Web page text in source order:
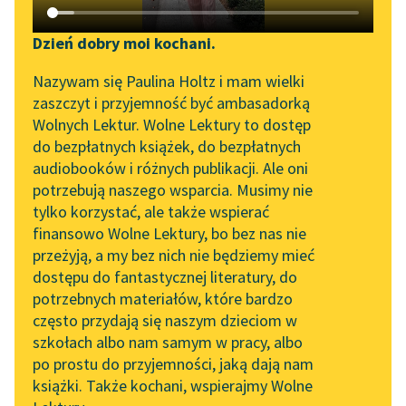
Katalog DAISY
Podkasty o książkach
Zgłoś brak utworu
Aktualności
Zapraszamy na spotkanie
online z tłumaczkami
literatury skandynawskiej
Spotkanie z Katarzyną
Tunkiel w Oslo
Wolne Lektury na 32.
Pol’and’Rock Festivalu
„Kochanek Lady
Chatterley” do słuchania
na Wolnych Lekturach
Nowy audiobook –
Narzędzia
Mapa Wolnych Lektur
Leśmianator
Przewodnik dla piszących i
czytających
API
OAI-PMH
Widget Wolnych Lektur
Przypisy
Dzień dobry moi kochani.
Nazywam się Paulina Holtz i mam wielki
zaszczyt i przyjemność być ambasadorką
Wolnych Lektur. Wolne Lektury to dostęp
do bezpłatnych książek, do bezpłatnych
audiobooków i różnych publikacji. Ale oni
potrzebują naszego wsparcia. Musimy nie
tylko korzystać, ale także wspierać
finansowo Wolne Lektury, bo bez nas nie
przeżyją, a my bez nich nie będziemy mieć
dostępu do fantastycznej literatury, do
potrzebnych materiałów, które bardzo
często przydają się naszym dzieciom w
szkołach albo nam samym w pracy, albo
po prostu do przyjemności, jaką dają nam
książki. Także kochani, wspierajmy Wolne
Platon
Zatem uważacie za zło:
ból, a za dobro:
rozkosz? Skoro nawet
samo radowanie się
wtedy...
Czytaj więcej
Platon
Protagoras